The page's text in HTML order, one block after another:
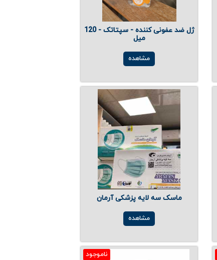
ژل ضد عفونی کننده - سپتاتک - 120
میل
مشاهده
ماسک سه لایه پزشکی آرمان
مشاهده
ناموجود